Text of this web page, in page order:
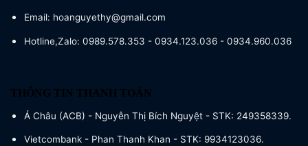
Email: hoanguyethy@gmail.com
Hotline,Zalo: 0989.578.353 - 0934.123.036 - 0934.960.036
THÔNG TIN THANH TOÁN
Á Châu (ACB) - Nguyễn Thị Bích Nguyệt - STK: 249358339.
Vietcombank - Phan Thanh Khan - STK: 9934123036.